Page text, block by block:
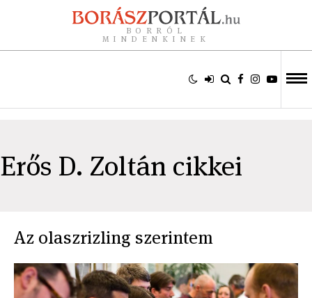
BORRÓL
MINDENKINEK
Erős D. Zoltán cikkei
Az olaszrizling szerintem